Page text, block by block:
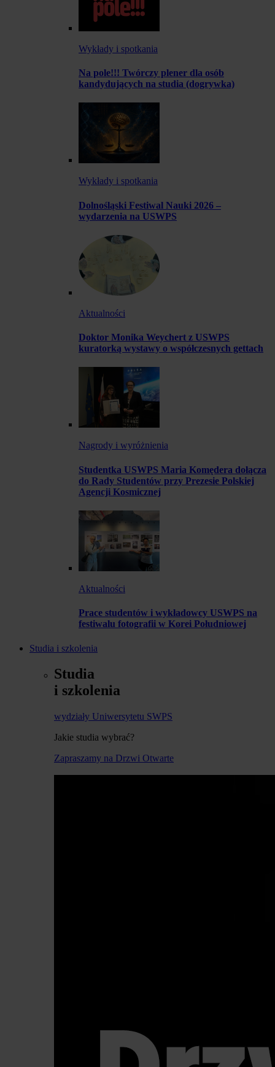
Wykłady i spotkania
Na pole!!! Twórczy plener dla osób
kandydujących na studia (dogrywka)
Wykłady i spotkania
Dolnośląski Festiwal Nauki 2026 –
wydarzenia na USWPS
Aktualności
Doktor Monika Weychert z USWPS
kuratorką wystawy o współczesnych gettach
Nagrody i wyróżnienia
Studentka USWPS Maria Komędera dołącza
do Rady Studentów przy Prezesie Polskiej
Agencji Kosmicznej
Aktualności
Prace studentów i wykładowcy USWPS na
festiwalu fotografii w Korei Południowej
Studia i szkolenia
Studia
i szkolenia
wydziały Uniwersytetu SWPS
Jakie studia wybrać?
Zapraszamy na Drzwi Otwarte